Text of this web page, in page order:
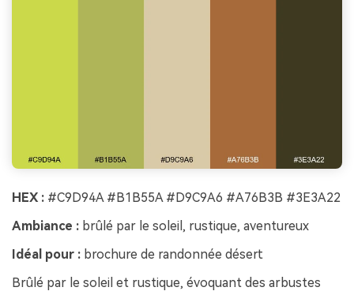
HEX : #C9D94A #B1B55A #D9C9A6 #A76B3B #3E3A22
Ambiance : brûlé par le soleil, rustique, aventureux
Idéal pour : brochure de randonnée désert
Brûlé par le soleil et rustique, évoquant des arbustes